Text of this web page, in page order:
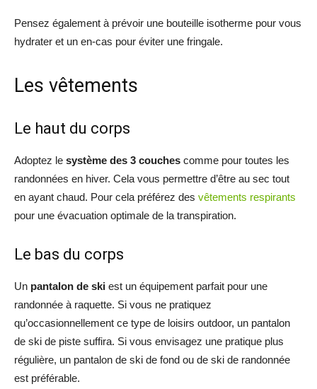
Pensez également à prévoir une bouteille isotherme pour vous
hydrater et un en-cas pour éviter une fringale.
Les vêtements
Le haut du corps
Adoptez le système des 3 couches comme pour toutes les
randonnées en hiver. Cela vous permettre d’être au sec tout
en ayant chaud. Pour cela préférez des vêtements respirants
pour une évacuation optimale de la transpiration.
Le bas du corps
Un pantalon de ski est un équipement parfait pour une
randonnée à raquette. Si vous ne pratiquez
qu’occasionnellement ce type de loisirs outdoor, un pantalon
de ski de piste suffira. Si vous envisagez une pratique plus
régulière, un pantalon de ski de fond ou de ski de randonnée
est préférable.